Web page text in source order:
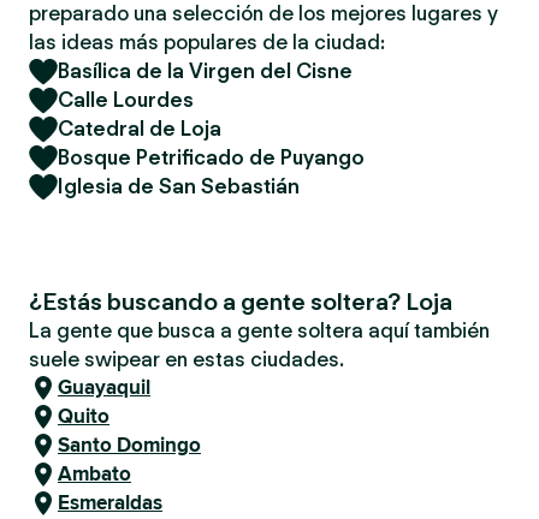
preparado una selección de los mejores lugares y
las ideas más populares de la ciudad:
Basílica de la Virgen del Cisne
Calle Lourdes
Catedral de Loja
Bosque Petrificado de Puyango
Iglesia de San Sebastián
¿Estás buscando a gente soltera? Loja
La gente que busca a gente soltera aquí también
suele swipear en estas ciudades.
Guayaquil
Quito
Santo Domingo
Ambato
Esmeraldas